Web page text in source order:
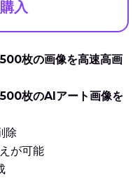
入
枚の画像を高速高画
枚のAIアート画像を
除
が可能